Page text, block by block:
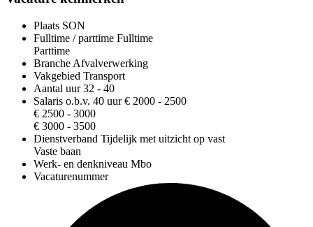
Plaats SON
Fulltime / parttime Fulltime
Parttime
Branche Afvalverwerking
Vakgebied Transport
Aantal uur 32 - 40
Salaris o.b.v. 40 uur € 2000 - 2500
€ 2500 - 3000
€ 3000 - 3500
Dienstverband Tijdelijk met uitzicht op vast
Vaste baan
Werk- en denkniveau Mbo
Vacaturenummer